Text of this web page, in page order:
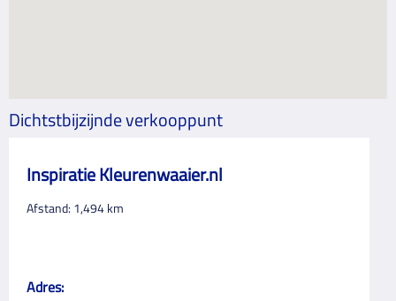
Dichtstbijzijnde verkooppunt
Inspiratie Kleurenwaaier.nl
Afstand: 1,494km
Adres: